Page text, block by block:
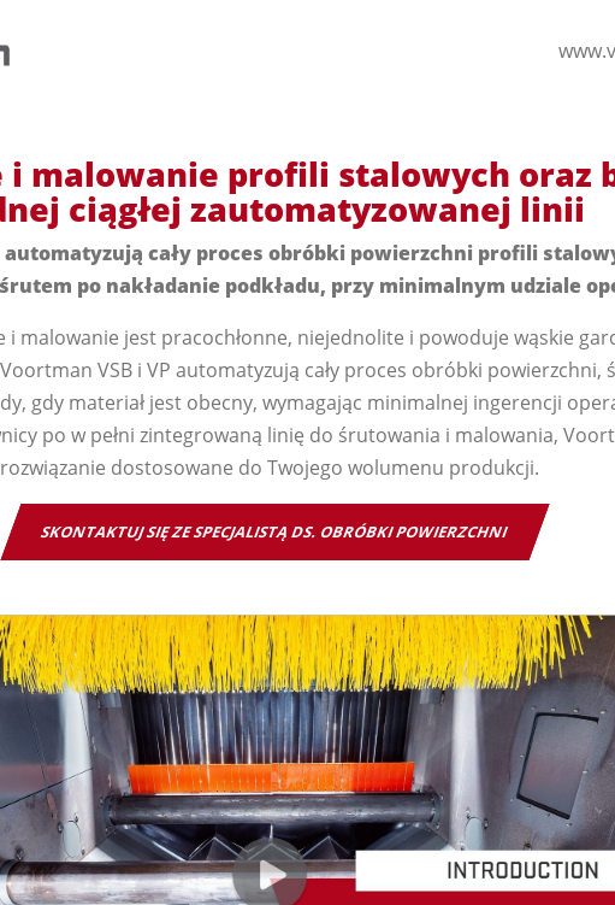
i malowanie profili stalowych oraz
ciągłej zautomatyzowanej linii
automatyzują cały proces obróbki powierzchni profili
po nakładanie podkładu, przy minimalnym udziale
i malowanie jest pracochłonne, niejednolite i powoduje wąskie
VSB i VP automatyzują cały proces obróbki powierzchni,
gdy materiał jest obecny, wymagając minimalnej ingerencji
po w pełni zintegrowaną linię do śrutowania i malowania,
rozwiązanie dostosowane do Twojego wolumenu produkcji.
SKONTAKTUJ SIĘ ZE SPECJALISTĄ DS. OBRÓBKI POWIERZCHNI